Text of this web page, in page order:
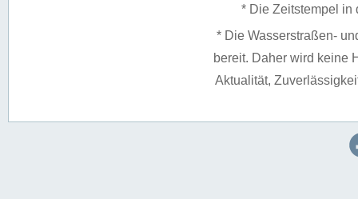
* Die Zeitstempel in
* Die Wasserstraßen-
bereit. Daher wird keine
Aktualität,